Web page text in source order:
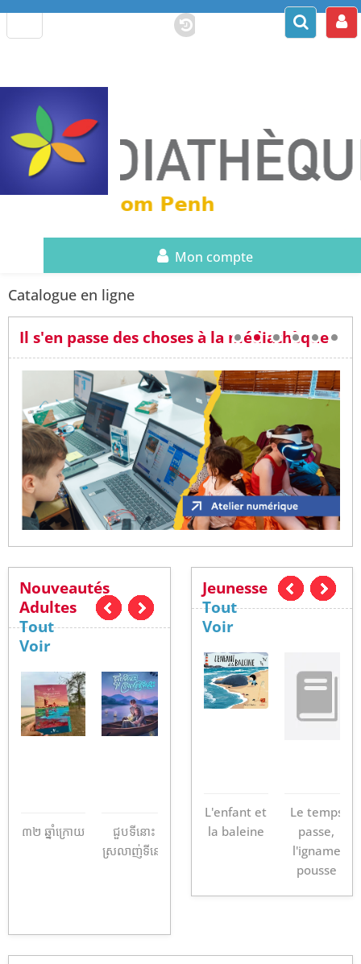
Mon compte
Catalogue en ligne
Il s'en passe des choses à la médiathèque
Nouveautés
Adultes
Tout
Voir
៣២​ ឆ្នាំក្រោយ​
ជួបទីនោះ
ស្រលាញ់ទីនេះ
Vivre avec Paris
Jeunesse
Tout
Voir
L'enfant et
la baleine
Le temps
passe,
l'igname
pousse